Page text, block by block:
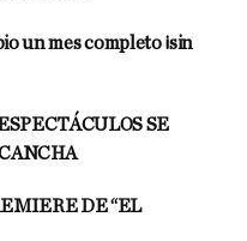
un mes completo ¡sin
SE
DE “EL